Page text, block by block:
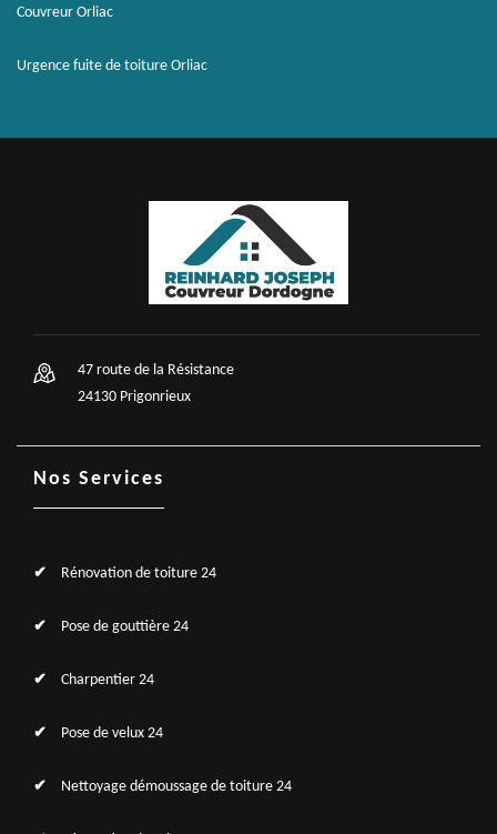
Couvreur Orliac
Urgence fuite de toiture Orliac
47 route de la Résistance
24130 Prigonrieux
Nos Services
Rénovation de toiture 24
Pose de gouttière 24
Charpentier 24
Pose de velux 24
Nettoyage démoussage de toiture 24